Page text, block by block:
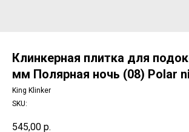
Клинкерная плитка для
мм Полярная ночь (08) Polar
King Klinker
SKU:
545,00 р.